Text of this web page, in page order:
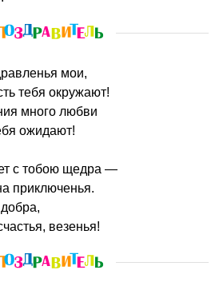
мои,
тебя окружают!
много любви
ожидают!
с тобою щедра —
приключенья.
везенья!